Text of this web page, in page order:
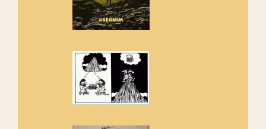
Amics de Sant Aniol d'Aguja
Els Centpeus estem implicats
de l'entorn de Sant Aniol